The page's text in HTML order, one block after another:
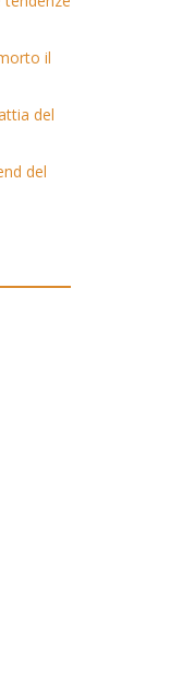
il
del
del